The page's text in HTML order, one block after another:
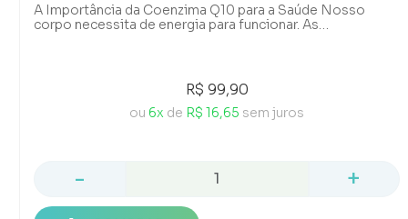
A Importância da Coenzima Q10 para a Saúde Nosso
corpo necessita de energia para funcionar. As
essa coenzima é naturalmente produzida pelo organismo.
Contudo, é possível obtê-la, também, por meio de uma
alimentação equilibrada e de suplementos. Conforme
R$ 99,90
ou 6x de R$ 16,65 sem juros
- +